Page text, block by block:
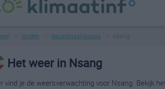
landen equatoriaal-guinea
Het weer in Nsang
vind je de weersverwachting voor Nsang. Bekijk